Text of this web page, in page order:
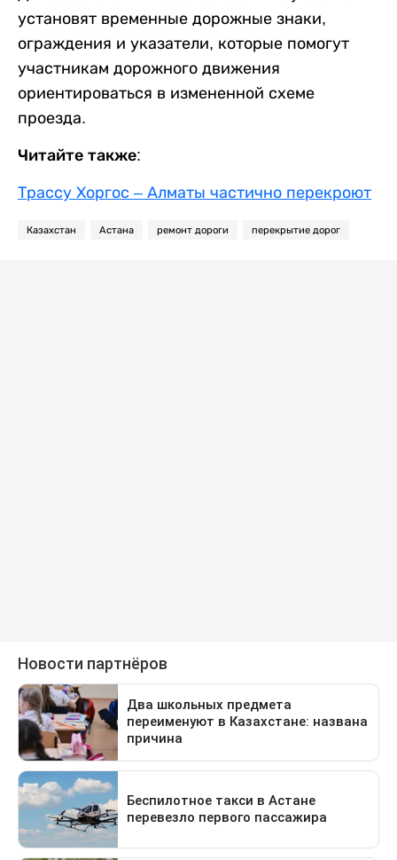
установят временные дорожные знаки,
ограждения и указатели, которые помогут
участникам дорожного движения
ориентироваться в измененной схеме
проезда.
Читайте также:
Трассу Хоргос – Алматы частично перекроют
Казахстан Астана ремонт дороги перекрытие дорог